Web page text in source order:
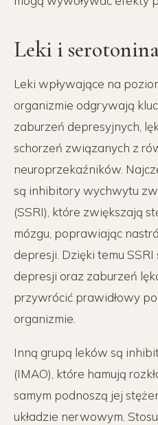
Leki i
Leki wpływające na
organizmie odgrywają
zaburzeń depresyjnych,
schorzeń związanych z
neuroprzekaźników.
są inhibitory wychwytu
(SSRI), które zwiększają
mózgu, poprawiając
depresji. Dzięki temu
depresji oraz zaburzeń
przywrócić prawidłowy
organizmie.
Inną grupą leków są
(IMAO), które hamują
samym podnoszą jej
układzie nerwowym.